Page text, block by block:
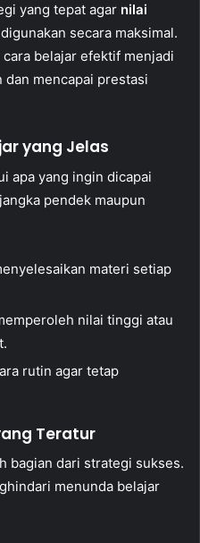
yang tepat agar nilai
secara maksimal.
belajar efektif menjadi
mencapai prestasi
yang Jelas
apa yang ingin dicapai
pendek maupun
materi setiap
nilai tinggi atau
rutin agar tetap
Teratur
bagian dari strategi sukses.
menunda belajar